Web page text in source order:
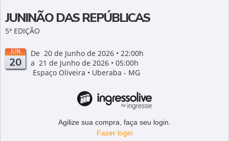
JUNINÃO DAS REPÚBLICAS
5ª EDIÇÃO
JUN
20
De 20 de Junho de 2026 • 22:00h
a 21 de Junho de 2026 • 05:00h
Espaço Oliveira • Uberaba - MG
Agilize sua compra, faça seu login.
Fazer login